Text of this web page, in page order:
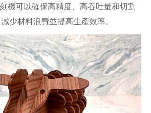
機可以確保高精度、高吞吐量和切割
少材料浪費並提高生產效率。